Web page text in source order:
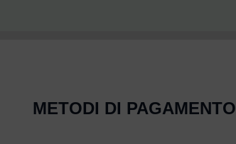
METODI DI PAGAMENTO